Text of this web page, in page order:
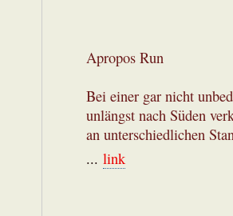
Apropos Run
Bei einer gar nicht
unlängst nach Süden
an unterschiedlichen
... link